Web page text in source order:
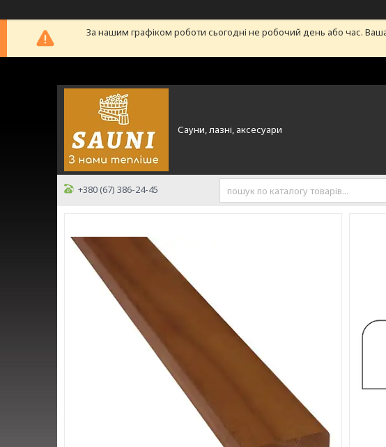
За нашим графіком роботи сьогодні не робочий день або час.
Сауни, лазні, аксесуари
+380 (67) 386-24-45